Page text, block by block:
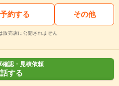
約する その他
売店に公開されません
確認・見積依頼
する